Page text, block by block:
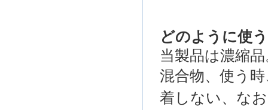
どのように使う
当製品は濃縮品
混合物、使う
着しない、な